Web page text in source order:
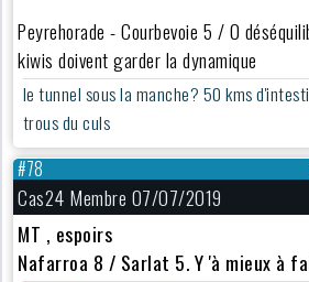
Peyrehorade - Courbevoie 5 / 0
kiwis doivent garder la dynamique
le tunnel sous la manche? 50 kms
trous du culs
#78
Cas24 Membre 07/07/2019
MT , espoirs
Nafarroa 8 / Sarlat 5. Y 'à mieux à